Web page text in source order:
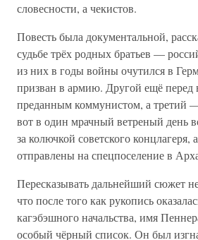
словесности, а чекистов.
Повесть была документальной,
судьбе трёх родных братьев —
из них в годы войны очутился в
призван в армию. Другой ещё перед
преданным коммунистом, а третий
вот в один мрачный ветреный день
за колючкой советского
отправлены на спецпоселение в
Пересказывать дальнейший сюжет
что после того как рукопись
кагэбэшного начальства, имя
особый чёрный список. Он был